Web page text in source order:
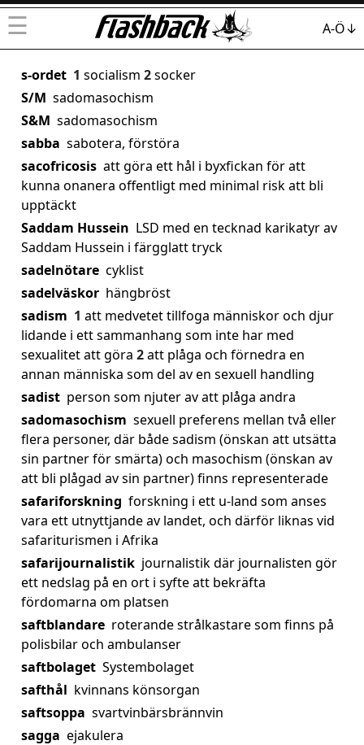
☰ A-Ö↓
s-ordet 1 socialism 2socker
S/M sadomasochism
S&M sadomasochism
sabba sabotera, förstöra
sacofricosis att göra ett hål i byxfickan för att
kunna onanera offentligt med minimal risk att bli
upptäckt
Saddam Hussein LSD med en tecknad karikatyr av
Saddam Hussein i färgglatt tryck
sadelnötare cyklist
sadelväskor hängbröst
sadism 1 att medvetet tillfoga människor och djur
lidande i ett sammanhang som inte har med
sexualitet att göra 2att plåga och förnedra en
annan människa som del av en sexuell handling
sadist person som njuter av att plåga andra
sadomasochism sexuell preferens mellan två eller
flera personer, där både sadism (önskan att utsätta
sin partner för smärta) och masochism (önskan av
att bli plågad av sin partner) finns representerade
safariforskning forskning i ett u-land som anses
vara ett utnyttjande av landet, och därför liknas vid
safariturismen i Afrika
safarijournalistik journalistik där journalisten gör
ett nedslag på en ort i syfte att bekräfta
fördomarna om platsen
saftblandare roterande strålkastare som finns på
polisbilar och ambulanser
saftbolaget Systembolaget
safthål kvinnans könsorgan
saftsoppa svartvinbärsbrännvin
sagga ejakulera